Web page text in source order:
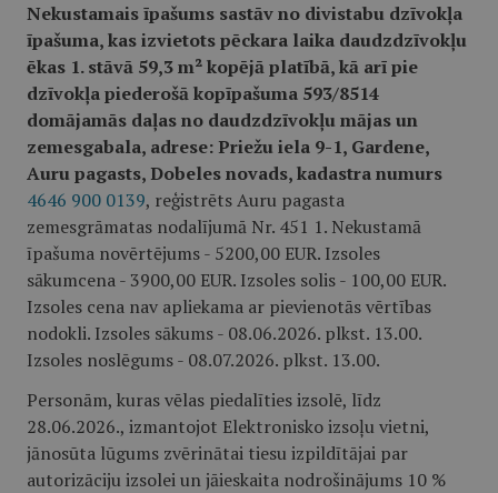
Nekustamais īpašums sastāv no divistabu dzīvokļa
īpašuma, kas izvietots pēckara laika daudzdzīvokļu
ēkas 1. stāvā 59,3 m² kopējā platībā, kā arī pie
dzīvokļa piederošā kopīpašuma 593/8514
domājamās daļas no daudzdzīvokļu mājas un
zemesgabala, adrese: Priežu iela 9-1, Gardene,
Auru pagasts, Dobeles novads, kadastra numurs
4646 900 0139, reģistrēts Auru pagasta
zemesgrāmatas nodalījumā Nr. 451 1. Nekustamā
īpašuma novērtējums - 5200,00 EUR. Izsoles
sākumcena - 3900,00 EUR. Izsoles solis - 100,00 EUR.
Izsoles cena nav apliekama ar pievienotās vērtības
nodokli. Izsoles sākums - 08.06.2026. plkst. 13.00.
Izsoles noslēgums - 08.07.2026. plkst. 13.00.
Personām, kuras vēlas piedalīties izsolē, līdz
28.06.2026., izmantojot Elektronisko izsoļu vietni,
jānosūta lūgums zvērinātai tiesu izpildītājai par
autorizāciju izsolei un jāieskaita nodrošinājums 10 %